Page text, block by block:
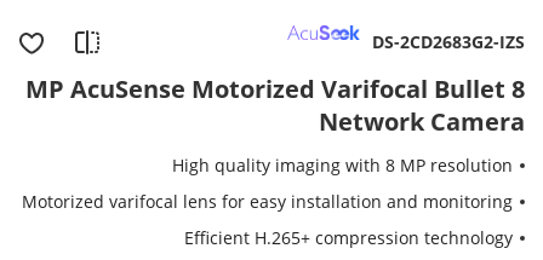
DS-2CD2683G2-IZS
8 MP AcuSense Motorized Varifocal Bullet
Network Camera
High quality imaging with 8 MP resolution
Motorized varifocal lens for easy installation and monitoring
Efficient H.265+ compression technology